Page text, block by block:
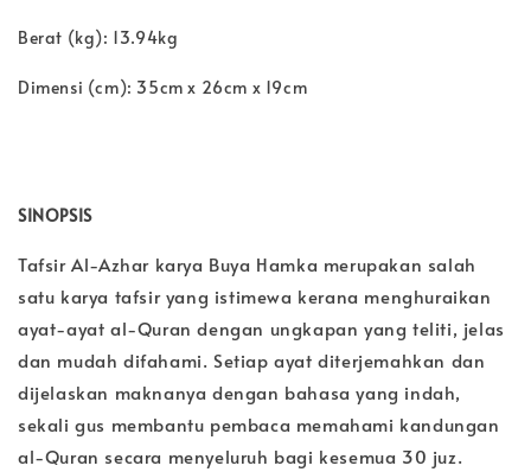
Berat (kg): 13.94kg
Dimensi (cm): 35cm x 26cm x 19cm
SINOPSIS
Tafsir Al-Azhar karya Buya Hamka merupakan salah
satu karya tafsir yang istimewa kerana menghuraikan
ayat-ayat al-Quran dengan ungkapan yang teliti, jelas
dan mudah difahami. Setiap ayat diterjemahkan dan
dijelaskan maknanya dengan bahasa yang indah,
sekali gus membantu pembaca memahami kandungan
al-Quran secara menyeluruh bagi kesemua 30 juz.